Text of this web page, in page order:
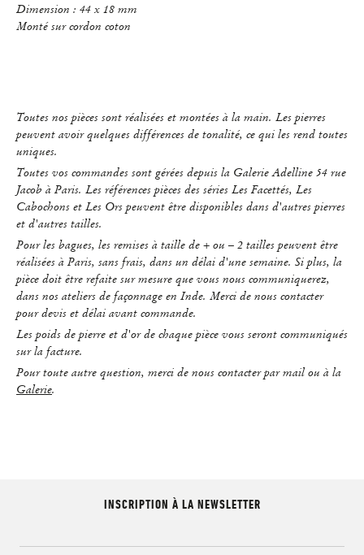
Dimension : 44 x 18 mm
Monté sur cordon coton
Toutes nos pièces sont réalisées et montées à la main. Les pierres
peuvent avoir quelques différences de tonalité, ce qui les rend toutes
uniques.
Toutes vos commandes sont gérées depuis la Galerie Adelline 54 rue
Jacob à Paris. Les références pièces des séries Les Facettés, Les
Cabochons et Les Ors peuvent être disponibles dans d'autres pierres
et d'autres tailles.
Pour les bagues, les remises à taille de + ou – 2 tailles peuvent être
réalisées à Paris, sans frais, dans un délai d'une semaine. Si plus, la
pièce doit être refaite sur mesure que vous nous communiquerez,
dans nos ateliers de façonnage en Inde. Merci de nous contacter
pour devis et délai avant commande.
Les poids de pierre et d'or de chaque pièce vous seront communiqués
sur la facture.
Pour toute autre question, merci de nous contacter par mail ou à la
Galerie.
INSCRIPTION À LA NEWSLETTER